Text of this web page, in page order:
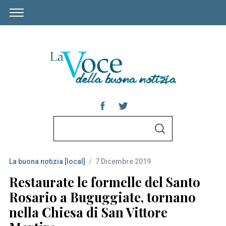
r
c
h
f
o
S
La buona notizia [local] 7 Dicembre 2019
Restaurate le formelle del Santo
Rosario a Buguggiate, tornano
nella Chiesa di San Vittore